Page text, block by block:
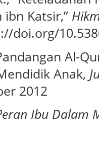
Katsir,”
doi.org/
Al-
Anak,
2012
Ibu Dalam